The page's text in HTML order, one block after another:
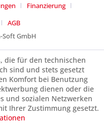
Finanzierung
AGB
Soft GmbH
die für den technischen
sind und stets gesetzt
Komfort bei Benutzung
dienen oder die
und sozialen Netzwerken
Ihrer Zustimmung gesetzt.